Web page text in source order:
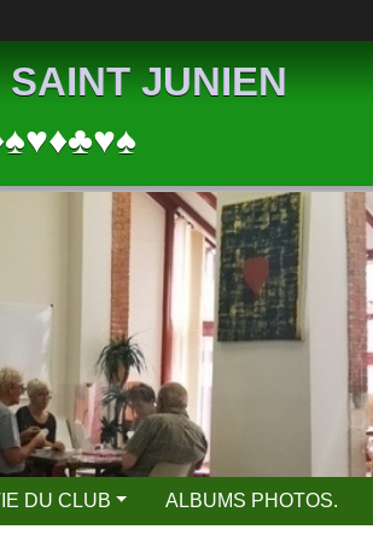
JUNIEN
DU CLUB ALBUMS PHOTOS.